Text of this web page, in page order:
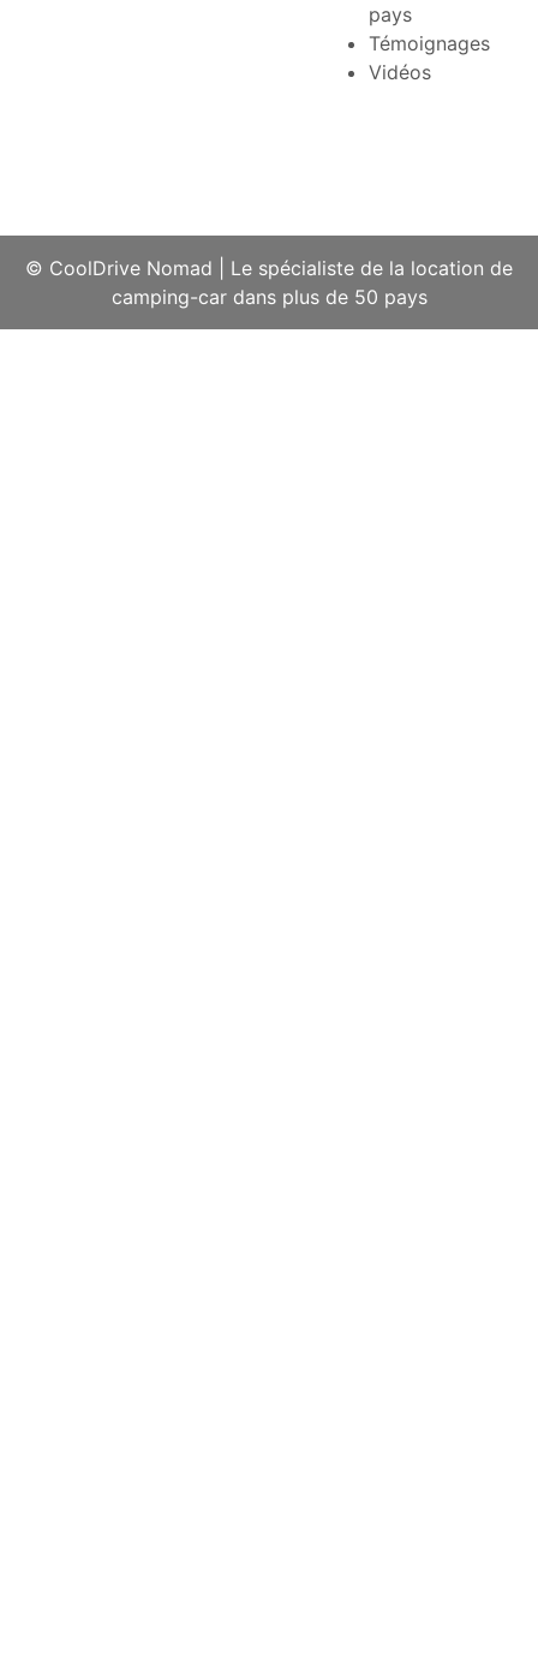
pays
Témoignages
Vidéos
© CoolDrive Nomad
Le spécialiste de la location de
camping-car dans plus de 50 pays